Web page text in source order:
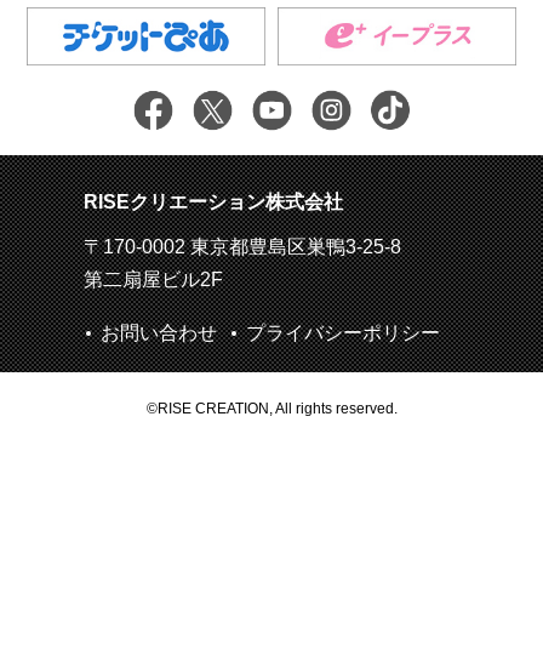
RISEクリエーション株式会社
〒170-0002 東京都豊島区巣鴨3-25-8
第二扇屋ビル2F
お問い合わせ プライバシーポリシー
©RISE CREATION, All rights reserved.